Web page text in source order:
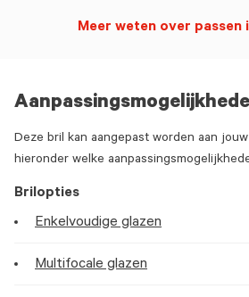
Deze bril kan aangepast worden aan
hieronder welke
Brilopties
Enkelvoudige glazen
Multifocale glazen
Meer weten over passen